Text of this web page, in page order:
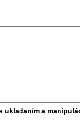
ukladaním a